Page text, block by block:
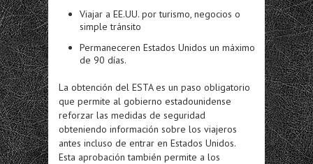
Viajar a EE.UU. por turismo, negocios o
simple tránsito
Permaneceren Estados Unidos un máximo
de 90 días.
La obtención del ESTA es un paso obligatorio
que permite al gobierno estadounidense
reforzar las medidas de seguridad
obteniendo información sobre los viajeros
antes incluso de entrar en Estados Unidos.
Esta aprobación también permite a los